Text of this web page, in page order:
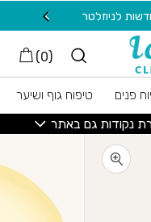
(
0
)
פנים
טיפוח גוף ושיער
נקודות גם באתר